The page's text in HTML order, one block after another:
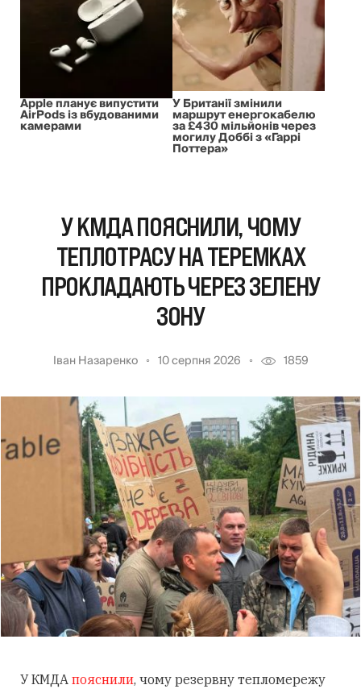
Apple планує випустити
AirPods із вбудованими
камерами
У Британії змінили
маршрут енергокабелю
за £430 мільйонів через
могилу Доббі з «Гаррі
Поттера»
У КМДА ПОЯСНИЛИ, ЧОМУ
ТЕПЛОТРАСУ НА ТЕРЕМКАХ
ПРОКЛАДАЮТЬ ЧЕРЕЗ ЗЕЛЕНУ
ЗОНУ
Іван Назаренко 10 серпня 2026 1859
У КМДА пояснили, чому резервну тепломережу